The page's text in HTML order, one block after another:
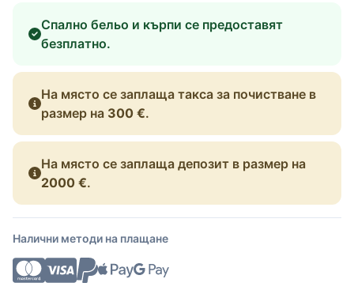
Спално бельо и кърпи се предоставят
безплатно.
На място се заплаща такса за почистване в
размер на 300 €.
На място се заплаща депозит в размер на
2000 €.
Налични методи на плащане